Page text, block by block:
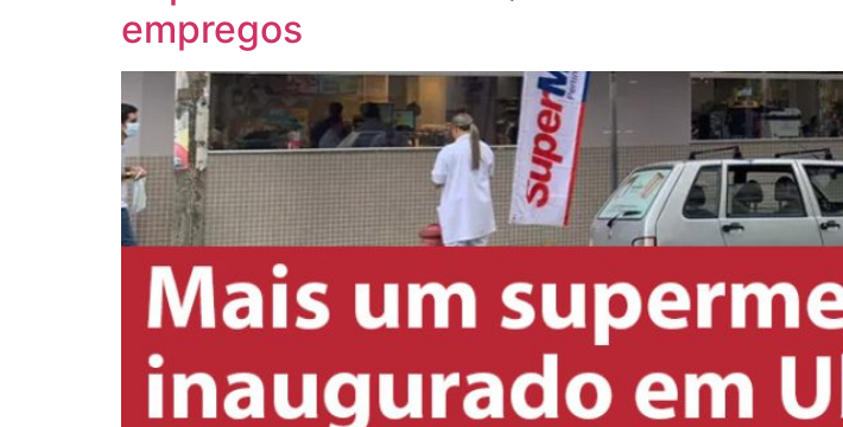
empregos